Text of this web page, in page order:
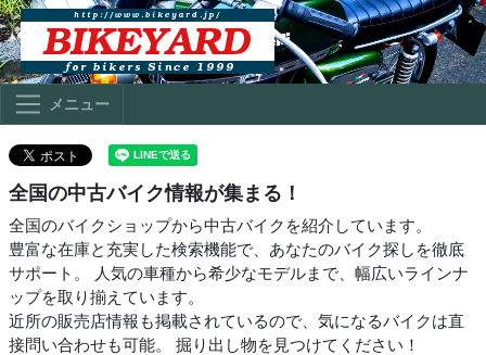
メニュー
全国の中古バイク情報が集まる！
全国のバイクショップから中古バイクを紹介しています。
豊富な在庫と充実した検索機能で、あなたのバイク探しを徹底
サポート。 人気の車種から希少なモデルまで、幅広いラインナ
ップを取り揃えています。
近所の販売店情報も掲載されているので、気になるバイクは直
接問い合わせも可能。 掘り出し物を見つけてください！